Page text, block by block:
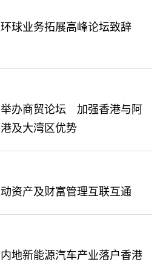
球业务拓展高峰论坛致辞
办商贸论坛 加强香港与阿
及大湾区优势
资产及财富管理互联互通
地新能源汽车产业落户香港